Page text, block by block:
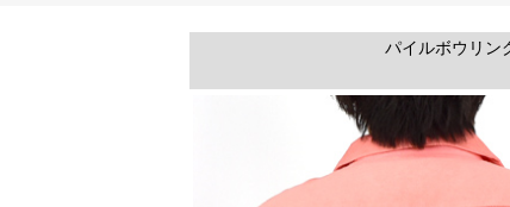
パイルボウリン